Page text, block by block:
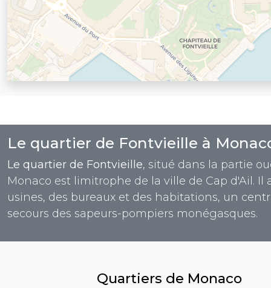
Le quartier de Fontvieille à
Le quartier de Fontvieille, situé dans la partie
Monaco est limitrophe de la ville de Cap d'Ail. Il
usines, des bureaux et des habitations, un
secours des sapeurs-pompiers monégasques.
Quartiers de Monaco